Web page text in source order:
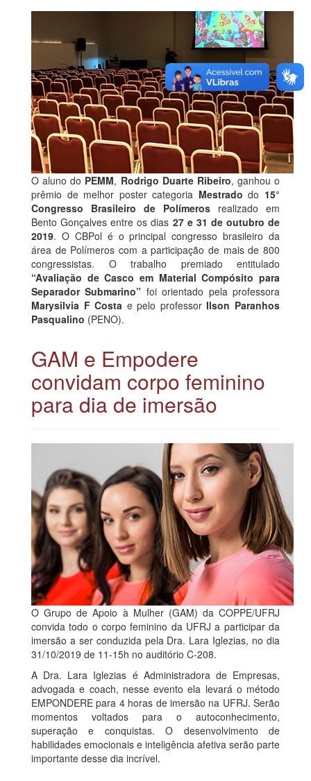
O aluno do PEMM, Rodrigo Duarte Ribeiro, ganhou o
prêmio de melhor poster categoria Mestrado do 15°
Congresso Brasileiro de Polímeros realizado em
Bento Gonçalves entre os dias 27 e 31 de outubro de
2019. O CBPol é o principal congresso brasileiro da
área de Polímeros com a participação de mais de 800
congressistas. O trabalho premiado entitulado
“Avaliação de Casco em Material Compósito para
Separador Submarino” foi orientado pela professora
Marysilvia F Costa e pelo professorIlson Paranhos
Pasqualino (PENO).
GAM e Empodere
convidam corpo feminino
para dia de imersão
O Grupo de Apoio à Mulher (GAM) da COPPE/UFRJ
convida todo o corpo feminino da UFRJ a participar da
imersão a ser conduzida pela Dra. Lara Iglezias, no dia
31/10/2019 de 11-15h no auditório C-208.
A Dra. Lara Iglezias é Administradora de Empresas,
advogada e coach, nesse evento ela levará o método
EMPONDERE para 4 horas de imersão na UFRJ. Serão
momentos voltados para o autoconhecimento,
superação e conquistas. O desenvolvimento de
habilidades emocionais e inteligência afetiva serão parte
importante desse dia incrível.